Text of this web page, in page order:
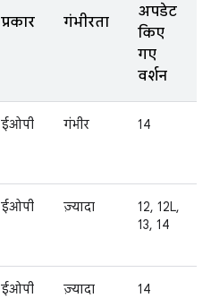
प्रकार गंभीरता
अपडेट
किए
गए
वर्शन
ईओपी गंभीर 14
ईओपी ज़्यादा
12, 12L,
13, 14
ईओपी ज़्यादा 14